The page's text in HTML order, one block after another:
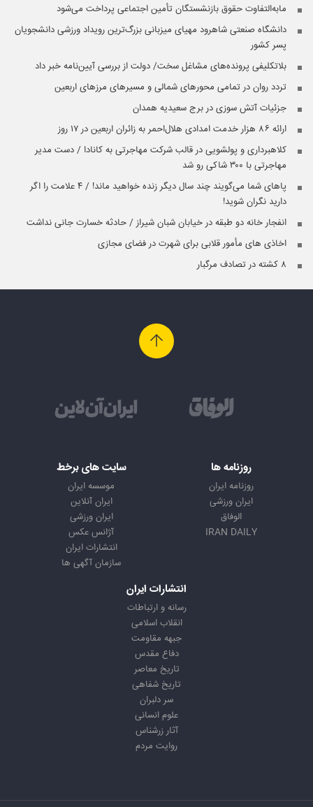
مابه‌التفاوت حقوق بازنشستگان تأمین اجتماعی پرداخت می‌شود
دانشگاه صنعتی شاهرود مهیای میزبانی بزرگ‌ترین رویداد ورزشی دانشجویان
پسر کشور
بلاتکلیفی پرونده‌های مشاغل سخت/ دولت از بررسی آیین‌نامه خبر داد
تردد روان در تمامی محورهای شمالی و مسیرهای مرزهای اربعین
جزئیات آتش سوزی در برج سعیدیه همدان
ارائه ۸۶ هزار خدمت امدادی هلال‌احمر به زائران اربعین در ۱۷ روز
کلاهبرداری و پولشویی در قالب شرکت مهاجرتی به کانادا / دست مدیر
مهاجرتی با ۳۰۰ شاکی رو شد
پاهای شما می‌گویند چند سال دیگر زنده خواهید ماند! / ۴ علامت را اگر
دارید نگران شوید!
انفجار خانه دو طبقه در خیابان شبان شیراز / حادثه خسارت جانی نداشت
اخاذی های مأمور قلابی برای شهرت در فضای مجازی
۸ کشته در تصادف مرگبار
روزنامه ها
روزنامه ایران
ایران ورزشی
الوفاق
IRAN DAILY
سایت های برخط
موسسه ایران
ایران آنلاین
ایران ورزشی
آژانس عکس
انتشارات ایران
سازمان آگهی ها
انتشارات ایران
رسانه و ارتباطات
انقلاب اسلامی
جبهه مقاومت
دفاع مقدس
تاریخ معاصر
تاریخ شفاهی
سر دلبران
علوم انسانی
آثار زرشناس
روایت مردم